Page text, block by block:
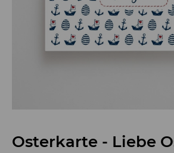
Osterkarte - Liebe